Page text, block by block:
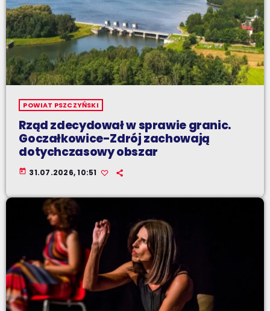
POWIAT PSZCZYŃSKI
Rząd zdecydował w sprawie granic.
Goczałkowice-Zdrój zachowają
dotychczasowy obszar
today 31.07.2026, 10:51